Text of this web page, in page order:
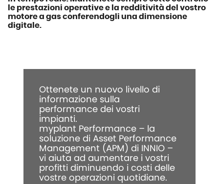
le prestazioni operative e la redditività del vostro
motore a gas conferendogli una dimensione
digitale.
Ottenete un nuovo livello di
informazione sulla
performance dei vostri
impianti.
myplant Performance – la
soluzione di Asset Performance
Management (APM) di INNIO –
vi aiuta ad aumentare i vostri
profitti diminuendo i costi delle
vostre operazioni quotidiane.